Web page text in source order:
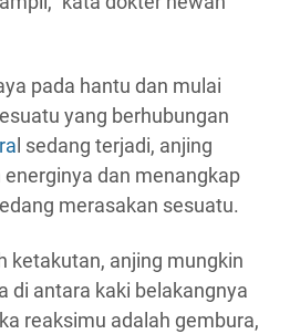
pada hantu dan mulai
yang berhubungan
l sedang terjadi, anjing
dan menangkap
merasakan sesuatu.
ketakutan, anjing mungkin
di antara kaki belakangnya
reaksimu adalah gembura,